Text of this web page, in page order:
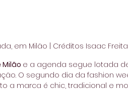
em Milão | Créditos Isaac
e a agenda segue lotada
O segundo dia da fashion
a marca é chic, tradicional e